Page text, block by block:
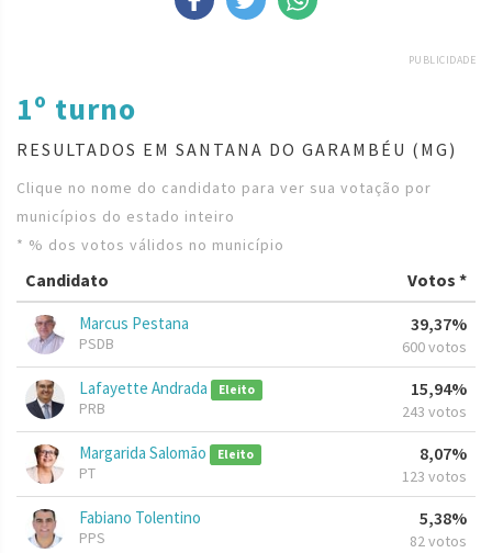
PUBLICIDADE
1º turno
RESULTADOS EM SANTANA DO GARAMBÉU (MG)
Clique no nome do candidato para ver sua votação por
municípios do estado inteiro
* % dos votos válidos no município
Candidato Votos *
Marcus Pestana
PSDB
39,37%
600 votos
Lafayette Andrada Eleito
PRB
15,94%
243 votos
Margarida Salomão Eleito
PT
8,07%
123 votos
Fabiano Tolentino
PPS
5,38%
82 votos